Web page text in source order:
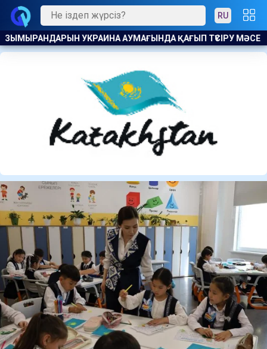
RU
ТҮСІРУ МӘСЕЛЕСІН КӨТЕРДІ ТҮРКИЯ ӨЗ КЕМЕЛЕРІНЕ